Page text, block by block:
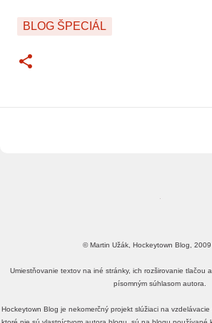
BLOG ŠPECIÁL
© Martin Užák, Hockeytown Blog,
Umiestňovanie textov na iné stránky, ich rozširovanie tlačou
písomným súhlasom autora.
Hockeytown Blog je nekomerčný projekt slúžiaci na